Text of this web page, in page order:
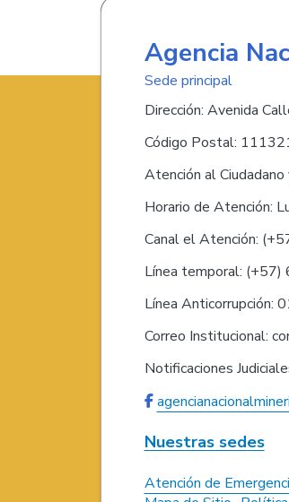
Agencia
Sede principal
Dirección: Avenida
Código Postal:
Atención al
Horario de Atención:
Canal el Atención:
Línea temporal:
Línea Anticorrupción:
Correo Institucional:
Notificaciones
Nuestras sedes
Atención de